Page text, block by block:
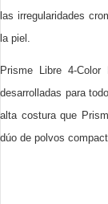
las irregularidades
la piel.
Prisme Libre 4-
desarrolladas para
alta costura que
dúo de polvos